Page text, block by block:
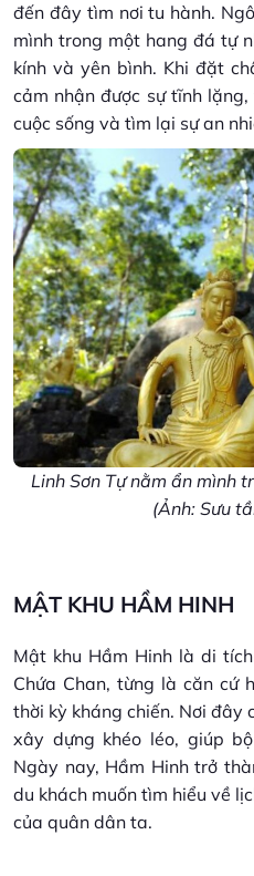
đến đây tìm nơi tu hành.
mình trong một hang đá tự
kính và yên bình. Khi đặt
cảm nhận được sự tĩnh
cuộc sống và tìm lại sự an
Linh Sơn Tự nằm ẩn mình
(Ảnh: Sưu
MẬT KHU HẦM HINH
Mật khu Hầm Hinh là di
Chứa Chan, từng là căn cứ
thời kỳ kháng chiến. Nơi đây
xây dựng khéo léo, giúp
Ngày nay, Hầm Hinh trở
du khách muốn tìm hiểu về
của quân dân ta.